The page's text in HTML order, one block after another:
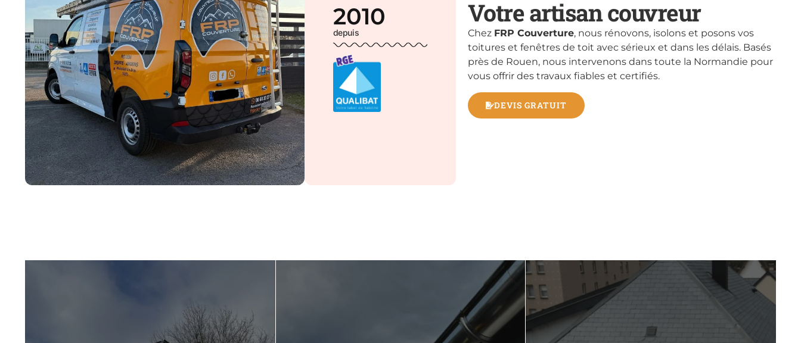
depuis
2010 Votre artisan couvreur
Chez FRP Couverture, nous rénovons, isolons et posons vos
toitures et fenêtres de toit avec sérieux et dans les délais. Basés
près de Rouen, nous intervenons dans toute la Normandie pour
vous offrir des travaux fiables et certifiés.
DEVIS GRATUIT